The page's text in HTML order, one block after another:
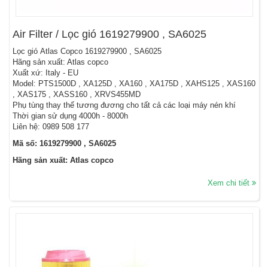
Air Filter / Lọc gió 1619279900 , SA6025
Lọc gió Atlas Copco 1619279900 , SA6025
Hãng sản xuất: Atlas copco
Xuất xứ: Italy - EU
Model: PTS1500D , XA125D , XA160 , XA175D , XAHS125 , XAS160
, XAS175 , XASS160 , XRVS455MD
Phụ tùng thay thế tương đương cho tất cả các loại máy nén khí
Thời gian sử dụng 4000h - 8000h
Liên hệ: 0989 508 177
Mã số: 1619279900 , SA6025
Hãng sản xuất: Atlas copco
Xem chi tiết